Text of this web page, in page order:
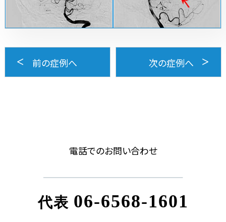
前の症例へ 次の症例へ
電話でのお問い合わせ
代表 06-6568-1601